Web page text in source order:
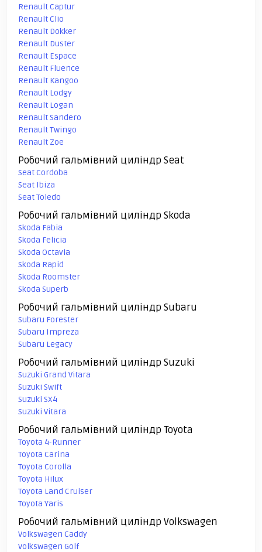
Renault Captur
Renault Clio
Renault Dokker
Renault Duster
Renault Espace
Renault Fluence
Renault Kangoo
Renault Lodgy
Renault Logan
Renault Sandero
Renault Twingo
Renault Zoe
Робочий гальмівний циліндр Seat
Seat Cordoba
Seat Ibiza
Seat Toledo
Робочий гальмівний циліндр Skoda
Skoda Fabia
Skoda Felicia
Skoda Octavia
Skoda Rapid
Skoda Roomster
Skoda Superb
Робочий гальмівний циліндр Subaru
Subaru Forester
Subaru Impreza
Subaru Legacy
Робочий гальмівний циліндр Suzuki
Suzuki Grand Vitara
Suzuki Swift
Suzuki SX4
Suzuki Vitara
Робочий гальмівний циліндр Toyota
Toyota 4-Runner
Toyota Carina
Toyota Corolla
Toyota Hilux
Toyota Land Cruiser
Toyota Yaris
Робочий гальмівний циліндр Volkswagen
Volkswagen Caddy
Volkswagen Golf